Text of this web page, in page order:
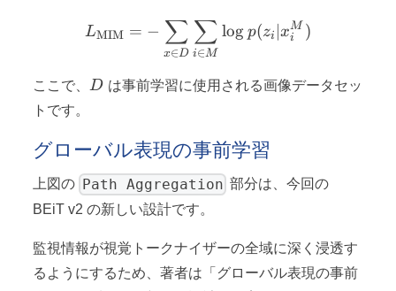
L_{\text{MIM}} = -
LMIM = −
x∈D
∑
i∈M
∑ log p(zi ∣xi
M )
ここで、 D
D は事前学習に使用される画像データセッ
トです。
グローバル表現の事前学習
上図の Path Aggregation 部分は、今回の
BEiT v2 の新しい設計です。
監視情報が視覚トークナイザーの全域に深く浸透す
るようにするため、著者は「グローバル表現の事前